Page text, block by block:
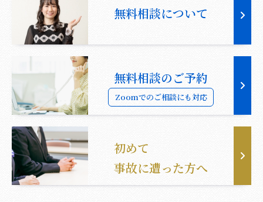
無料相談について
無料相談のご予約
Zoomでのご相談にも対応
初めて
事故に遭った方へ